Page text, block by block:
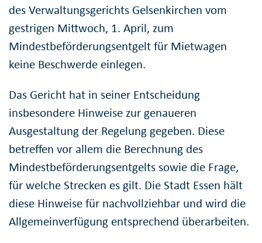
des Verwaltungsgerichts Gelsenkirchen vom
gestrigen Mittwoch, 1. April, zum
Mindestbeförderungsentgelt für Mietwagen
keine Beschwerde einlegen.
Das Gericht hat in seiner Entscheidung
insbesondere Hinweise zur genaueren
Ausgestaltung der Regelung gegeben. Diese
betreffen vor allem die Berechnung des
Mindestbeförderungsentgelts sowie die Frage,
für welche Strecken es gilt. Die Stadt Essen hält
diese Hinweise für nachvollziehbar und wird die
Allgemeinverfügung entsprechend überarbeiten.